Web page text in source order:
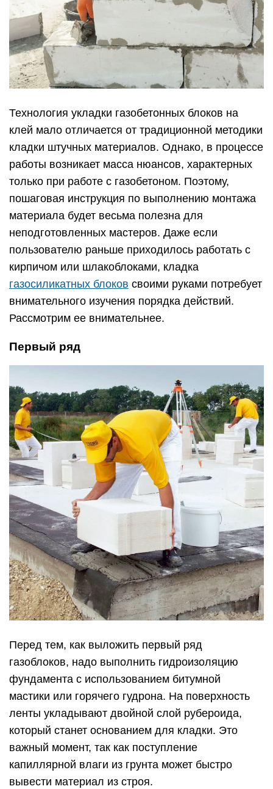
Технология укладки газобетонных блоков на
клей мало отличается от традиционной методики
кладки штучных материалов. Однако, в процессе
работы возникает масса нюансов, характерных
только при работе с газобетоном. Поэтому,
пошаговая инструкция по выполнению монтажа
материала будет весьма полезна для
неподготовленных мастеров. Даже если
пользователю раньше приходилось работать с
кирпичом или шлакоблоками, кладка
газосиликатных блоков своими руками потребует
внимательного изучения порядка действий.
Рассмотрим ее внимательнее.
Первый ряд
Перед тем, как выложить первый ряд
газоблоков, надо выполнить гидроизоляцию
фундамента с использованием битумной
мастики или горячего гудрона. На поверхность
ленты укладывают двойной слой рубероида,
который станет основанием для кладки. Это
важный момент, так как поступление
капиллярной влаги из грунта может быстро
вывести материал из строя.